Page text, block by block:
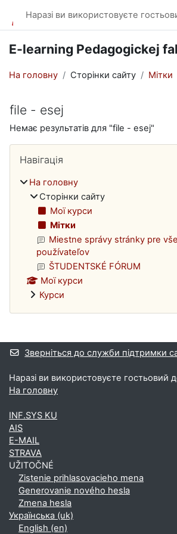
Наразі ви використовуєте
E-learning Pedagogickej
На головну Сторінки сайту Мітки
file - esej
Немає результатів для "file - esej"
Блоки
Навігація
На головну
Сторінки сайту
Мої курси
Мітки
Miestne správy stránky pre
používateľov
ŠTUDENTSKÉ FÓRUM
Мої курси
Курси
Додаткові блоки
Зверніться до служби підтримки
Наразі ви використовуєте гостьовий
На головну
INF.SYS KU
AIS
E-MAIL
STRAVA
UŽITOČNÉ
Zistenie prihlasovacieho mena
Generovanie nového hesla
Zmena hesla
Українська ‎(uk)‎
English ‎(en)‎